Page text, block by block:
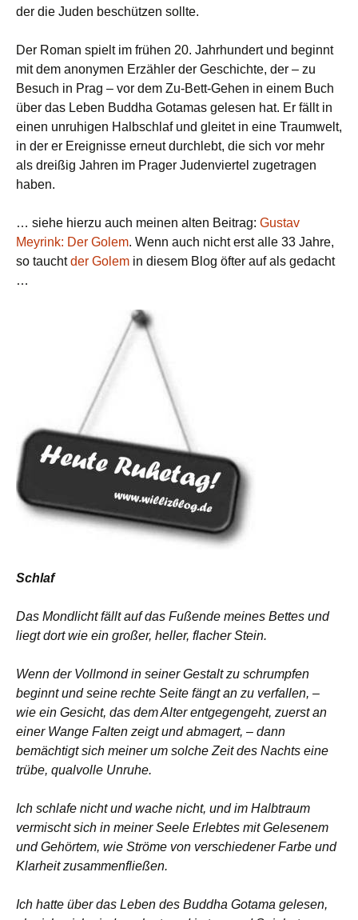
der die Juden beschützen sollte.
Der Roman spielt im frühen 20. Jahrhundert und beginnt
mit dem anonymen Erzähler der Geschichte, der – zu
Besuch in Prag – vor dem Zu-Bett-Gehen in einem Buch
über das Leben Buddha Gotamas gelesen hat. Er fällt in
einen unruhigen Halbschlaf und gleitet in eine Traumwelt,
in der er Ereignisse erneut durchlebt, die sich vor mehr
als dreißig Jahren im Prager Judenviertel zugetragen
haben.
… siehe hierzu auch meinen alten Beitrag: Gustav
Meyrink: Der Golem. Wenn auch nicht erst alle 33 Jahre,
so tauchtder Golem in diesem Blog öfter auf als gedacht
…
Schlaf
Das Mondlicht fällt auf das Fußende meines Bettes und
liegt dort wie ein großer, heller, flacher Stein.
Wenn der Vollmond in seiner Gestalt zu schrumpfen
beginnt und seine rechte Seite fängt an zu verfallen, –
wie ein Gesicht, das dem Alter entgegengeht, zuerst an
einer Wange Falten zeigt und abmagert, – dann
bemächtigt sich meiner um solche Zeit des Nachts eine
trübe, qualvolle Unruhe.
Ich schlafe nicht und wache nicht, und im Halbtraum
vermischt sich in meiner Seele Erlebtes mit Gelesenem
und Gehörtem, wie Ströme von verschiedener Farbe und
Klarheit zusammenfließen.
Ich hatte über das Leben des Buddha Gotama gelesen,